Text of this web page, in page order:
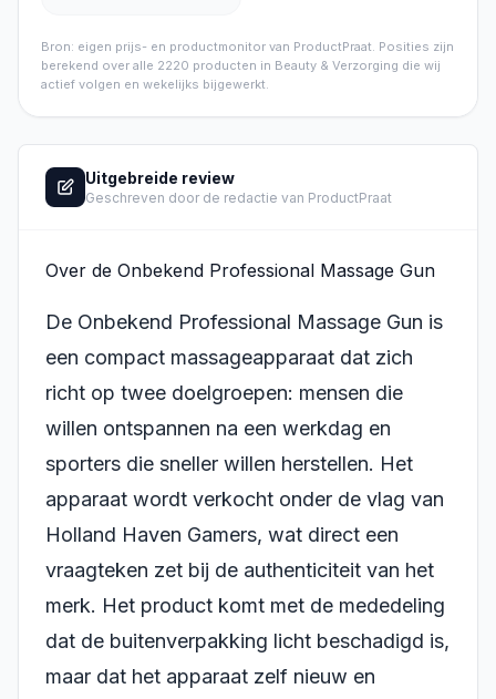
Bron: eigen prijs- en productmonitor van ProductPraat. Posities zijn
berekend over alle 2220 producten in Beauty & Verzorging die wij
actief volgen en wekelijks bijgewerkt.
Uitgebreide review
Geschreven door de redactie van ProductPraat
Over de Onbekend Professional Massage Gun
De Onbekend Professional Massage Gun is
een compact massageapparaat dat zich
richt op twee doelgroepen: mensen die
willen ontspannen na een werkdag en
sporters die sneller willen herstellen. Het
apparaat wordt verkocht onder de vlag van
Holland Haven Gamers, wat direct een
vraagteken zet bij de authenticiteit van het
merk. Het product komt met de mededeling
dat de buitenverpakking licht beschadigd is,
maar dat het apparaat zelf nieuw en